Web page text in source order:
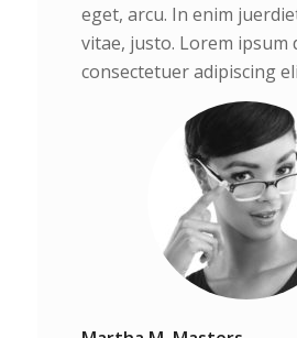
eget, arcu. In enim
vitae, justo. Lorem ipsum
consectetuer adipiscing